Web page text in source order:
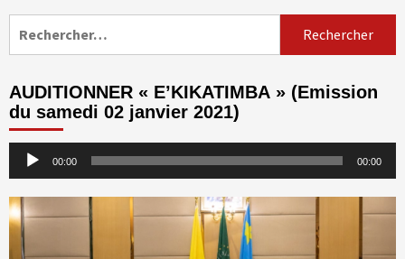
AUDITIONNER « E’KIKATIMBA » (Emission
du samedi 02 janvier 2021)
Lecteur 00:00 00:00